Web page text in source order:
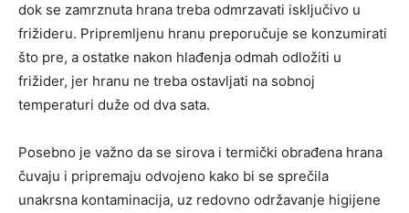
dok se zamrznuta hrana treba odmrzavati isključivo u
frižideru. Pripremljenu hranu preporučuje se konzumirati
što pre, a ostatke nakon hlađenja odmah odložiti u
frižider, jer hranu ne treba ostavljati na sobnoj
temperaturi duže od dva sata.
Posebno je važno da se sirova i termički obrađena hrana
čuvaju i pripremaju odvojeno kako bi se sprečila
unakrsna kontaminacija, uz redovno održavanje higijene